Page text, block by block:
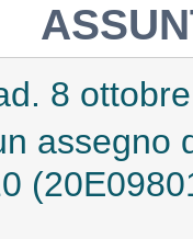
8
assegno